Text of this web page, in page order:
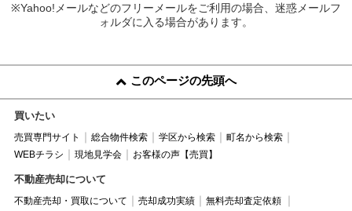
※Yahoo!メールなどのフリーメールをご利用の場合、迷惑メールフ
ォルダに入る場合があります。
このページの先頭へ
買いたい
売買専門サイト 総合物件検索 学区から検索
町名から検索
WEBチラシ
現地見学会 お客様の声【売買】
不動産売却について
不動産売却・買取について 売却成功実績
無料売却査定依頼